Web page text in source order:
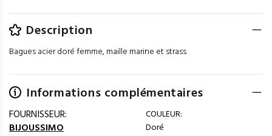
Description
Bagues acier doré femme, maille marine et strass
Informations complémentaires
FOURNISSEUR:
BIJOUSSIMO
COULEUR:
Doré